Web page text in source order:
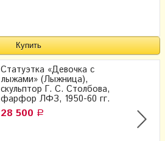
Статуэтка «Девочка с
лыжами» (Лыжница),
скульптор Г. С. Столбова,
фарфор ЛФЗ, 1950-60 гг.
28 500 Р